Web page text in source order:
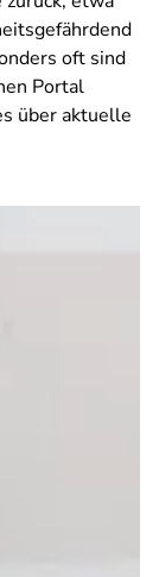
oft sind
Portal
über aktuelle